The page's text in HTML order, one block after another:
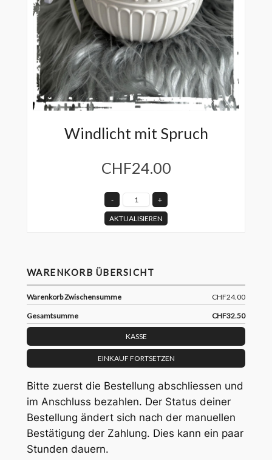
Windlicht mit Spruch
CHF24.00
AKTUALISIEREN
WARENKORB ÜBERSICHT
Warenkorb Zwischensumme CHF24.00
Gesamtsumme CHF32.50
KASSE
EINKAUF FORTSETZEN
Bitte zuerst die Bestellung abschliessen und
im Anschluss bezahlen. Der Status deiner
Bestellung ändert sich nach der manuellen
Bestätigung der Zahlung. Dies kann ein paar
Stunden dauern.